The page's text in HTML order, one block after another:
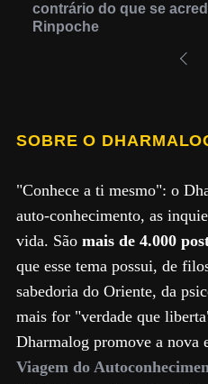
contrário do que se
Rinpoche
SOBRE O
"Conhece a ti mesmo": o
auto-conhecimento, as
vida. São mais de 4.000
que esse tema possui, de
sabedoria do Oriente, da
mais for "verdade que
Dharmalog promove a nova
Viagem do